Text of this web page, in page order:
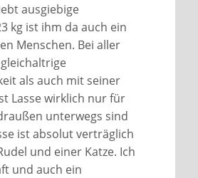
ausgiebige
kg ist ihm da auch ein
Menschen. Bei aller
als auch mit seiner
Lasse wirklich nur für
unterwegs sind
ist absolut verträglich
und einer Katze. Ich
und auch ein